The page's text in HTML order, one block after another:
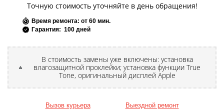
Точную стоимость уточняйте в день обращения!
Время ремонта: от 60 мин.
Гарантия: 100 дней
В стоимость замены уже включены: установка
влагозащитной проклейки; установка функции True
Tone, оригинальный дисплей Apple
Вызов курьера Выездной ремонт